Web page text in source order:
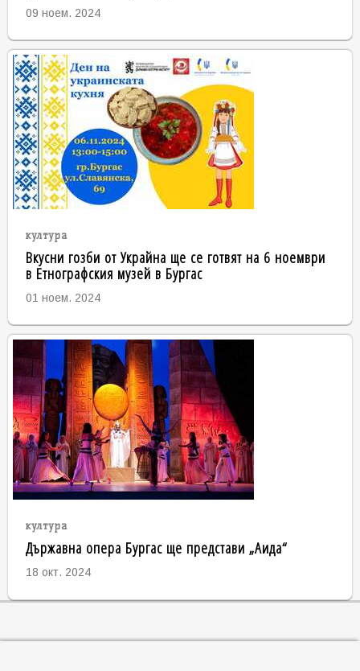
09 ноем. 2024
култура
Вкусни гозби от Украйна ще се готвят на 6 ноември
в Етнографския музей в Бургас
01 ноем. 2024
култура
Държавна опера Бургас ще представи „Аида“
18 окт. 2024